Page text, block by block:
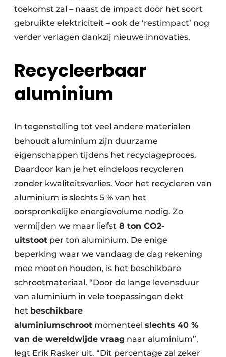
toekomst zal – naast de impact door het soort
gebruikte elektriciteit – ook de ‘restimpact’ nog
verder verlagen dankzij nieuwe innovaties.
Recycleerbaar
aluminium
In tegenstelling tot veel andere materialen
behoudt aluminium zijn duurzame
eigenschappen tijdens het recyclageproces.
Daardoor kan je het eindeloos recycleren
zonder kwaliteitsverlies. Voor het recycleren van
aluminium is slechts 5 % van het
oorspronkelijke energievolume nodig. Zo
vermijden we maar liefst 8 ton CO2-
uitstoot per ton aluminium. De enige
beperking waar we vandaag de dag rekening
mee moeten houden, is het beschikbare
schrootmateriaal. “Door de lange levensduur
van aluminium in vele toepassingen dekt
het beschikbare
aluminiumschroot momenteel slechts 40 %
van de wereldwijde vraag naar aluminium”,
legt Erik Rasker uit. “Dit percentage zal zeker